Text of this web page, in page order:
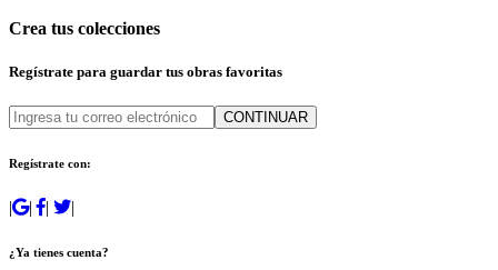
Crea tus colecciones
Regístrate para guardar tus obras favoritas
CONTINUAR
Regístrate con:
| | | |
¿Ya tienes cuenta?